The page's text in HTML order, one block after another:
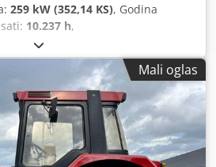
259 kW (352,14 KS), Godina
10.237 h,
Mali oglas